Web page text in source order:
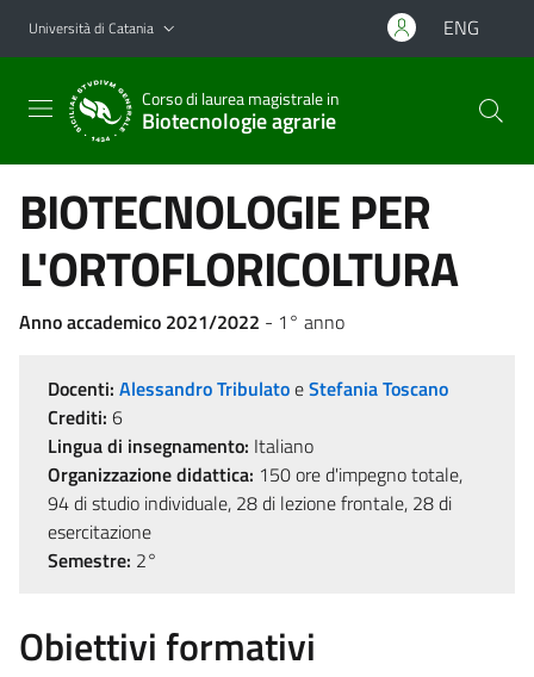
Vai al contenuto principale
Vai al menu di navigazione
Università di Catania ENG
Corso di laurea magistrale in
Biotecnologie agrarie
BIOTECNOLOGIE PER
L'ORTOFLORICOLTURA
Anno accademico 2021/2022 - 1° anno
Docenti: Alessandro TribulatoeStefania Toscano
Crediti: 6
Lingua di insegnamento: Italiano
Organizzazione didattica: 150 ore d'impegno totale,
94 di studio individuale, 28 di lezione frontale, 28 di
esercitazione
Semestre: 2°
Obiettivi formativi